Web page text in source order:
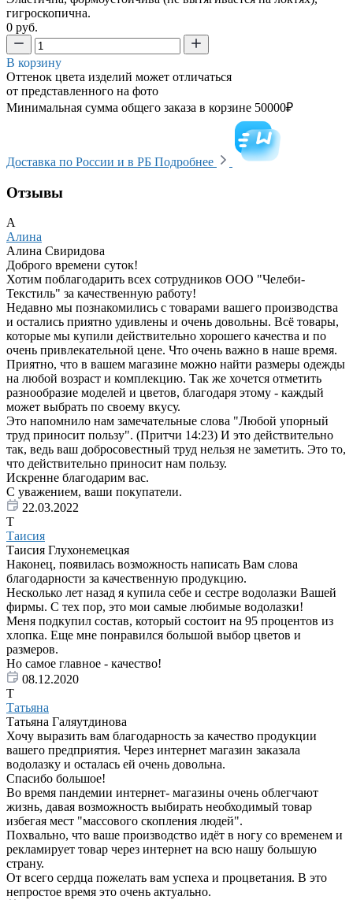
гигроскопична.
0 руб.
В корзину
Оттенок цвета изделий может отличаться
от представленного на фото
Минимальная сумма общего заказа в корзине 50000₽
Доставка по России и в РБ Подробнее
Отзывы
А
Алина
Алина Свиридова
Доброго времени суток!
Хотим поблагодарить всех сотрудников ООО "Челеби-
Текстиль" за качественную работу!
Недавно мы познакомились с товарами вашего производства
и остались приятно удивлены и очень довольны. Всё товары,
которые мы купили действительно хорошего качества и по
очень привлекательной цене. Что очень важно в наше время.
Приятно, что в вашем магазине можно найти размеры одежды
на любой возраст и комплекцию. Так же хочется отметить
разнообразие моделей и цветов, благодаря этому - каждый
может выбрать по своему вкусу.
Это напомнило нам замечательные слова "Любой упорный
труд приносит пользу". (Притчи 14:23) И это действительно
так, ведь ваш добросовестный труд нельзя не заметить. Это то,
что действительно приносит нам пользу.
Искренне благодарим вас.
С уважением, ваши покупатели.
22.03.2022
Т
Таисия
Таисия Глухонемецкая
Наконец, появилась возможность написать Вам слова
благодарности за качественную продукцию.
Несколько лет назад я купила себе и сестре водолазки Вашей
фирмы. С тех пор, это мои самые любимые водолазки!
Меня подкупил состав, который состоит на 95 процентов из
хлопка. Еще мне понравился большой выбор цветов и
размеров.
Но самое главное - качество!
08.12.2020
Т
Татьяна
Татьяна Галяутдинова
Хочу выразить вам благодарность за качество продукции
вашего предприятия. Через интернет магазин заказала
водолазку и осталась ей очень довольна.
Спасибо большое!
Во время пандемии интернет- магазины очень облегчают
жизнь, давая возможность выбирать необходимый товар
избегая мест "массового скопления людей".
Похвально, что ваше производство идёт в ногу со временем и
рекламирует товар через интернет на всю нашу большую
страну.
От всего сердца пожелать вам успеха и процветания. В это
непростое время это очень актуально.